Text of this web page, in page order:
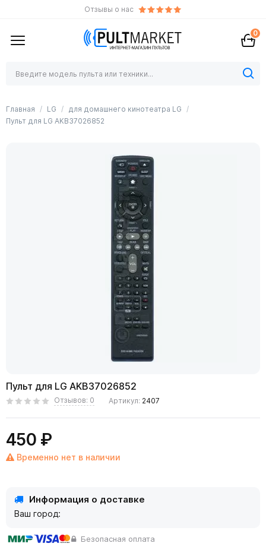
Отзывы о нас
0
Главная LG
для домашнего кинотеатра LG
Пульт для LG AKB37026852
Пульт для LG AKB37026852
Отзывов: 0 Артикул: 2407
450 ₽
Временно нет в наличии
Информация о доставке
Ваш город:
Безопасная оплата